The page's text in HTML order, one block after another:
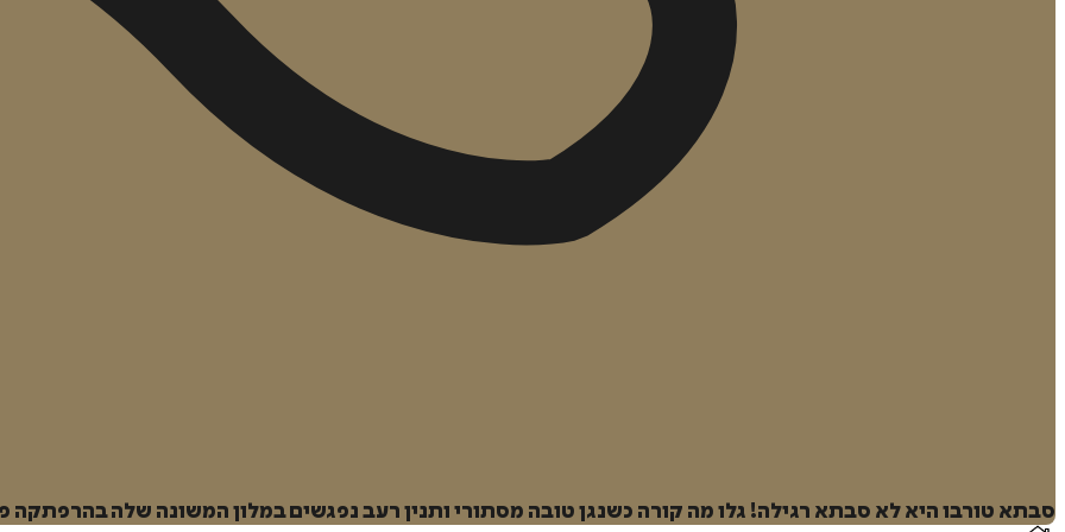
סבתא טורבו היא לא סבתא רגילה! גלו מה קורה כשנגן טובה מסתורי ותנין רעב נפגשים במלון המשונה שלה בהרפתקה